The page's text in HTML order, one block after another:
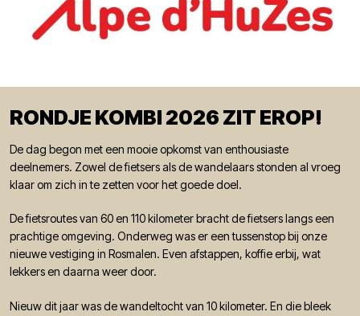
RONDJE KOMBI 2026 ZIT EROP!
De dag begon met een mooie opkomst van enthousiaste
deelnemers. Zowel de fietsers als de wandelaars stonden al vroeg
klaar om zich in te zetten voor het goede doel.
De fietsroutes van 60 en 110 kilometer bracht de fietsers langs een
prachtige omgeving. Onderweg was er een tussenstop bij onze
nieuwe vestiging in Rosmalen. Even afstappen, koffie erbij, wat
lekkers en daarna weer door.
Nieuw dit jaar was de wandeltocht van 10 kilometer. En die bleek